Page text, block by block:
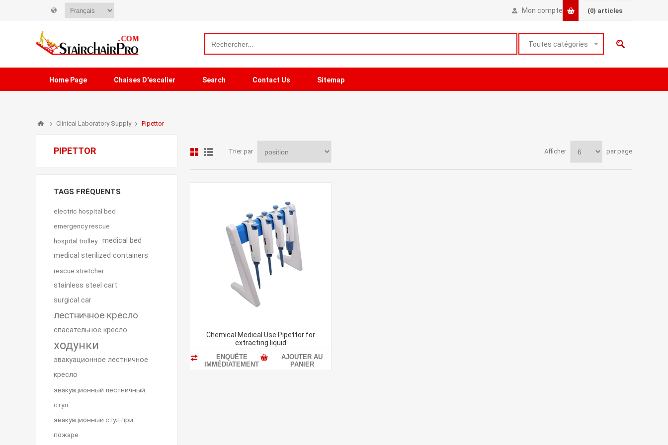
Mon compte (0) articles
Toutes catégories
Home Page Chaises D'escalier Search Contact Us Sitemap
Clinical Laboratory Supply Pipettor
Trier par Afficher par page
Chemical Medical Use Pipettor for
extracting liquid
ENQUÊTE
IMMÉDIATEMENT
AJOUTER AU
PANIER
PIPETTOR
TAGS FRÉQUENTS
electric hospital bed
emergency rescue
hospital trolley
medical bed
medical sterilized containers
rescue stretcher
stainless steel cart
surgical car
лестничное кресло
спасательное кресло
ходунки
эвакуационное лестничное
кресло
эвакуационный лестничный
стул
эвакуационный стул при
пожаре